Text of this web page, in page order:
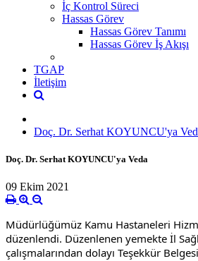
İç Kontrol Süreci
Hassas Görev
Hassas Görev Tanımı
Hassas Görev İş Akışı
TGAP
İletişim
Doç. Dr. Serhat KOYUNCU'ya
Doç. Dr. Serhat KOYUNCU'ya Veda
09 Ekim 2021
Müdürlüğümüz Kamu Hastaneleri
düzenlendi. Düzenlenen yemekte İl
çalışmalarından dolayı Teşekkür